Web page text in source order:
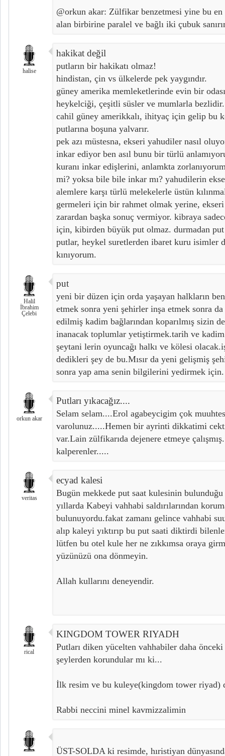
@orkun akar: Zülfikar benzetmesi yine bu
alan birbirine paralel ve bağlı iki çubuk
halise
hakikat değil
putların bir hakikatı olmaz!
hindistan, çin vs ülkelerde pek yaygındır.
güney amerika memleketlerinde evin bir
heykelciği, çeşitli süsler ve mumlarla bezlidir.
cahil güney amerikkalı, ihityaç için gelip bu
putlarına boşuna yalvarır.
pek azı müstesna, ekseri yahudiler nasıl
inkar ediyor ben asıl bunu bir türlü
kuranı inkar edişlerini, anlamkta
mi? yoksa bile bile inkar mı? yahudilerin
alemlere karşı türlü melekelerle üstün
germeleri için bir rahmet olmak yerine,
zarardan başka sonuç vermiyor. kibraya
için, kibirden büyük put olmaz. durmadan put
putlar, heykel suretlerden ibaret kuru isimler
kınıyorum.
Halil
İbrahim
Çelebi
put
yeni bir düzen için orda yaşayan halkların
etmek sonra yeni şehirler inşa etmek sonra
edilmiş kadim bağlarından koparılmış sizin
inanacak toplumlar yetiştirmek.tarih ve
şeytani lerin oyuncağı halkı ve kölesi
dedikleri şey de bu.Mısır da yeni gelişmiş
sonra yap ama senin bilgilerini yedirmek için.
orkun akar
Putları yıkacağız....
Selam selam....Erol agabeycigim çok
varolunuz.....Hemen bir ayrinti dikkatimi
var.Lain zülfikarıda dejenere etmeye
kalperenler.....
veritas
ecyad kalesi
Bugün mekkede put saat kulesinin bulunduğu
yıllarda Kabeyi vahhabi saldırılarından
bulunuyordu.fakat zamanı gelince vahhabi
alıp kaleyi yıktırıp bu put saati diktirdi
lütfen bu otel kule her ne zıkkımsa oraya
yüzünüzü ona dönmeyin.
Allah kullarını deneyendir.
rical
KINGDOM TOWER RIYADH
Putları diken yücelten vahhabiler daha
şeylerden korundular mı ki...
İlk resim ve bu kuleye(kingdom tower riyad)
Rabbi neccini minel kavmizzalimin
ÜST-SOLDA ki resimde, hıristiyan